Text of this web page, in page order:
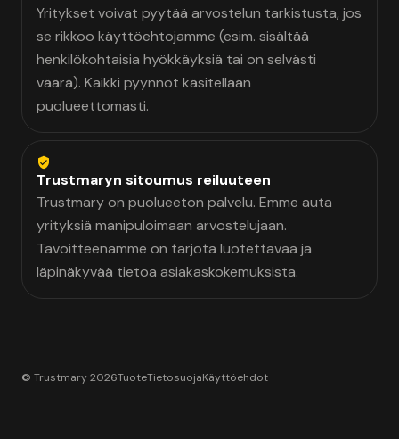
Yritykset voivat pyytää arvostelun tarkistusta, jos
se rikkoo käyttöehtojamme (esim. sisältää
henkilökohtaisia hyökkäyksiä tai on selvästi
väärä). Kaikki pyynnöt käsitellään
puolueettomasti.
Trustmaryn sitoumus reiluuteen
Trustmary on puolueeton palvelu. Emme auta
yrityksiä manipuloimaan arvostelujaan.
Tavoitteenamme on tarjota luotettavaa ja
läpinäkyvää tietoa asiakaskokemuksista.
© Trustmary 2026TuoteTietosuojaKäyttöehdot